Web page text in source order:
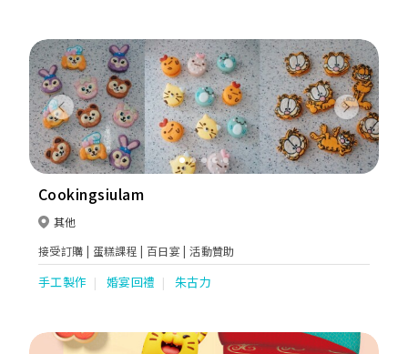
Previous Next
Cookingsiulam
其他
接受訂購 | 蛋糕課程 | 百日宴 | 活動贊助
手工製作 婚宴回禮 朱古力